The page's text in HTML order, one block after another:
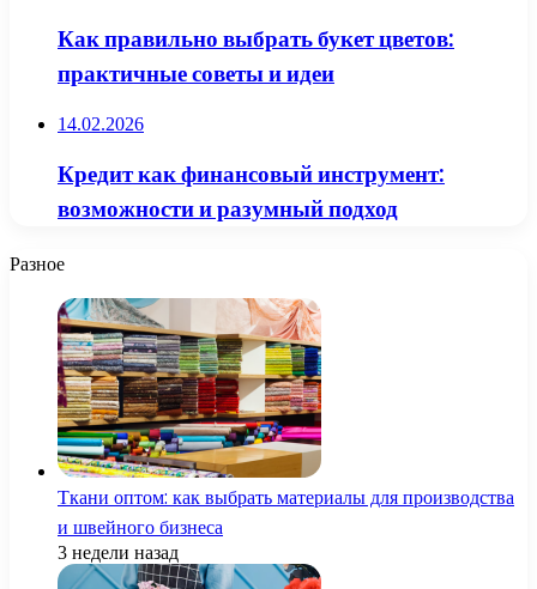
Как правильно выбрать букет цветов:
практичные советы и идеи
14.02.2026
Кредит как финансовый инструмент:
возможности и разумный подход
Разное
Ткани оптом: как выбрать материалы для производства
и швейного бизнеса
3 недели назад